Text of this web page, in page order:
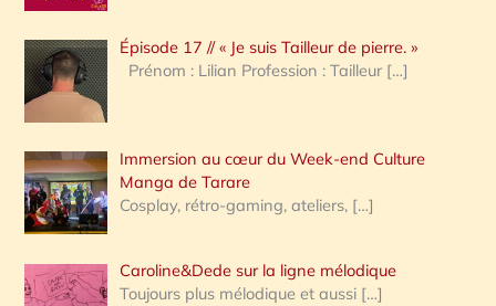
c
h
e
:
Épisode 17 // « Je suis Tailleur de pierre. »
Prénom : Lilian Profession : Tailleur […]
Immersion au cœur du Week-end Culture
Manga de Tarare
Cosplay, rétro-gaming, ateliers, […]
Caroline&Dede sur la ligne mélodique
Toujours plus mélodique et aussi […]